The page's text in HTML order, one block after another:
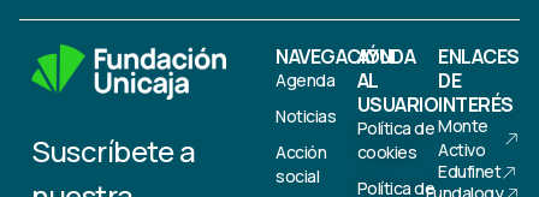
Suscríbete a
NAVEGACIÓN
Agenda
Noticias
Acción
social
AYUDA
AL
USUARIO
Política de
cookies
Política de
ENLACES
DE
INTERÉS
Monte
Activo
Edufinet
Fundalogy